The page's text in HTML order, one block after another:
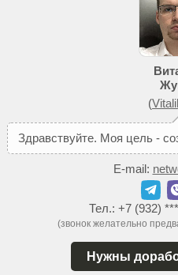
(
Здравствуйте. Моя цель - со
E-mail:
Тел.: +7 (932)
(звонок желательно
Нужны